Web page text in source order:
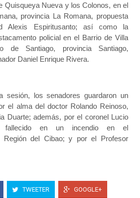
Quisqueya Nueva y los Colonos, en el
provincia La Romana, propuesta
Alexis Espiritusanto; así como la
policial en el Barrio de Villa
de Santiago, provincia Santiago,
Daniel Enrique Rivera.
sesión, los senadores guardaron un
el alma del doctor Rolando Reinoso,
Duarte; además, por el coronel Lucio
fallecido en un incendio en el
Región del Cibao; y por el Profesor
TWEETER GOOGLE+